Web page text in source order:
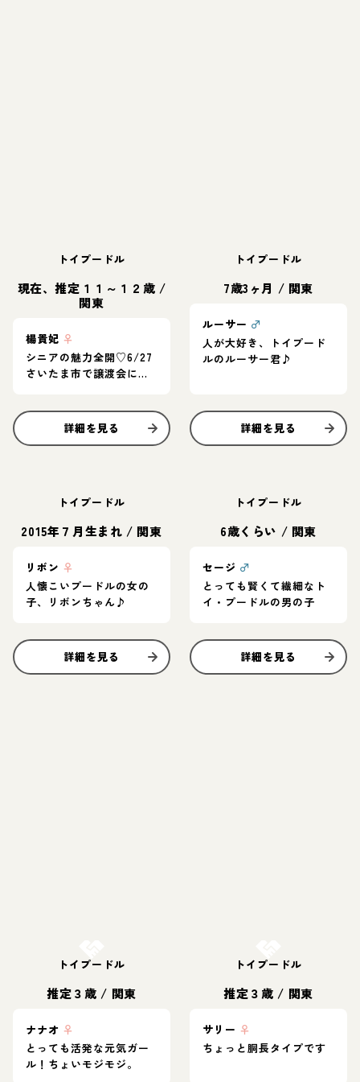
トイプードル
現在、推定１１～１２歳 /
関東
楊貴妃 ♀
シニアの魅力全開♡6/27
さいたま市で譲渡会に参
詳細を見る
トイプードル
7歳3ヶ月 / 関東
ルーサー ♂
人が大好き、トイプード
ルのルーサー君♪
詳細を見る
トイプードル
2015年７月生まれ / 関東
リボン ♀
人懐こいプードルの女の
子、リボンちゃん♪
詳細を見る
トイプードル
6歳くらい / 関東
セージ ♂
とっても賢くて繊細なト
イ・プードルの男の子
詳細を見る
トイプードル
推定３歳 / 関東
ナナオ ♀
とっても活発な元気ガー
ル！ちょいモジモジ。
トイプードル
推定３歳 / 関東
サリー ♀
ちょっと胴長タイプです